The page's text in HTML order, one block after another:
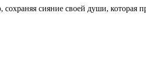
сияние своей души, которая